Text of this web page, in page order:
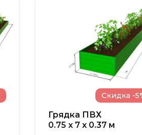
Грядка ПВХ
0.75 x 7 x 0.37 м
Скидка -